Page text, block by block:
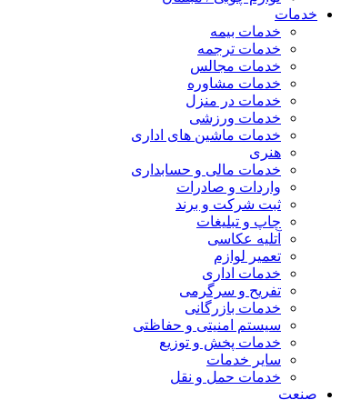
خدمات
خدمات بیمه
خدمات ترجمه
خدمات مجالس
خدمات مشاوره
خدمات در منزل
خدمات ورزشی
خدمات ماشین های اداری
هنری
خدمات مالی و حسابداری
واردات و صادرات
ثبت شرکت و برند
چاپ و تبلیغات
آتلیه عکاسی
تعمیر لوازم
خدمات اداری
تفریح و سرگرمی
خدمات بازرگانی
سیستم امنیتی و حفاظتی
خدمات پخش و توزیع
سایر خدمات
خدمات حمل و نقل
صنعت